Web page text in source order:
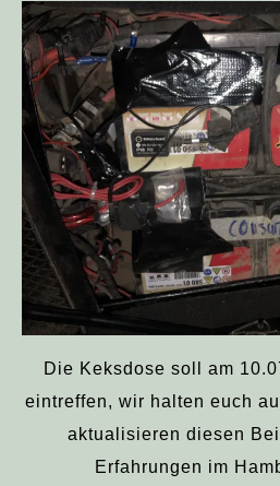
Die Keksdose soll am
eintreffen, wir halten euch
aktualisieren diesen
Erfahrungen im